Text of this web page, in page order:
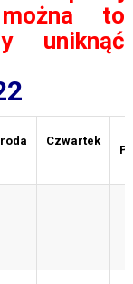
to
uniknąć
Czwartek